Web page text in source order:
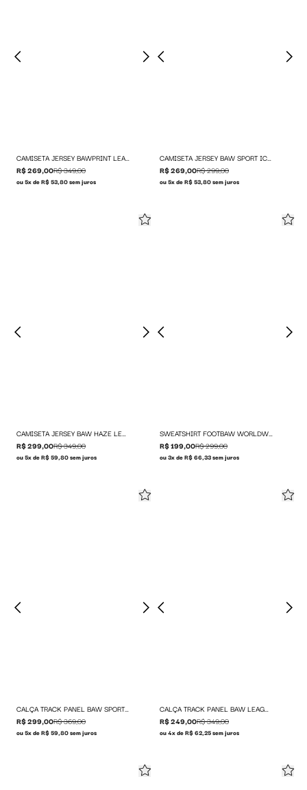
CAMISETA JERSEY BAWPRINT LEAGUE
R$ 269,00R$ 349,00
ou 5x de R$ 53,80 sem juros
CAMISETA JERSEY BAW SPORT ICON
R$ 269,00R$ 299,00
ou 5x de R$ 53,80 sem juros
CAMISETA JERSEY BAW HAZE LEAGUE
R$ 299,00R$ 349,00
ou 5x de R$ 59,80 sem juros
SWEATSHIRT FOOTBAW WORLDWIDE
R$ 199,00R$ 299,00
ou 3x de R$ 66,33 sem juros
CALÇA TRACK PANEL BAW SPORT ICON
R$ 299,00R$ 369,00
ou 5x de R$ 59,80 sem juros
CALÇA TRACK PANEL BAW LEAGUE
R$ 249,00R$ 349,00
ou 4x de R$ 62,25 sem juros